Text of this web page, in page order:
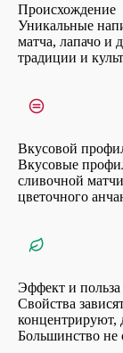
Происхождение
Уникальные
матча, лапачо и
традиции и
Вкусовой
Вкусовые
сливочной
цветочного
Эффект и польза
Свойства
концентрируют,
Большинство не